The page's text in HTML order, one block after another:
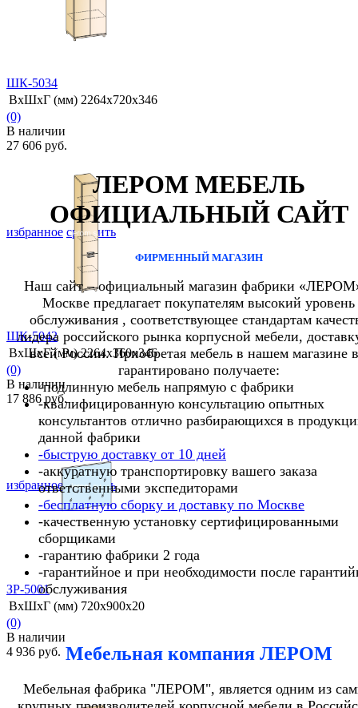
избранное сравнить
ШК-5034
ВхШхГ (мм) 2264х720х346
(0)
В наличии
27 606 руб.
избранное сравнить
ШК-5042
ВхШхГ (мм) 2264х360х346
(0)
В наличии
17 886 руб.
ЗР-5001
ВхШхГ (мм) 720х900х20
(0)
В наличии
4 936 руб.
ЛЕРОМ МЕБЕЛЬ
ОФИЦИАЛЬНЫЙ САЙТ
ФИРМЕННЫЙ МАГАЗИН
Наш сайт – официальный магазин фабрики
Москве предлагает покупателям высокий уровень
обслуживания , соответствующее стандартам
лидера российского рынка корпусной мебели,
всей России. Приобретая мебель в нашем магазине
гарантировано получаете:
-подлинную мебель напрямую с фабрики
-квалифицированную консультацию опытных
консультантов отлично разбирающихся в
данной фабрики
-быструю доставку от 10 дней
-аккуратную транспортировку вашего заказа
ответственными экспедиторами
-бесплатную сборку и доставку по Москве
-качественную установку сертифицированными
сборщиками
-гарантию фабрики 2 года
-гарантийное и при необходимости после
обслуживания
Мебельная компания ЛЕРОМ
Мебельная фабрика "ЛЕРОМ", является одним из